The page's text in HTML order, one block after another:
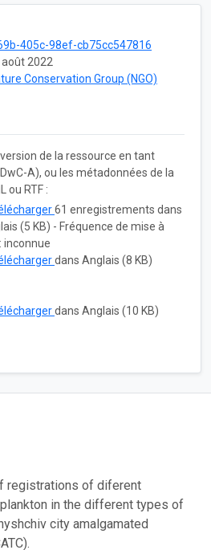
405c-98ef-cb75cc547816
août 2022
Conservation Group (NGO)
de la ressource en tant
A), ou les métadonnées de la
ou RTF :
61 enregistrements dans
(5 KB) - Fréquence de mise à
inconnue
dans Anglais (8 KB)
dans Anglais (10 KB)
registrations of diferent
in the different types of
city amalgamated